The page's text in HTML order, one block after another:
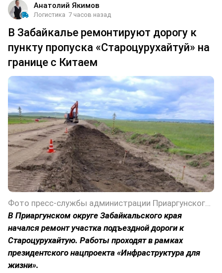
Анатолий Якимов
Логистика 7 часов назад
В Забайкалье ремонтируют дорогу к
пункту пропуска «Староцурухайтуй» на
границе с Китаем
В Приаргунском округе Забайкальского края
начался ремонт участка подъездной дороги к
Староцурухайтую. Работы проходят в рамках
президентского нацпроекта «Инфраструктура для
жизни».